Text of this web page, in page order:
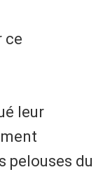
ce
leur
pelouses du